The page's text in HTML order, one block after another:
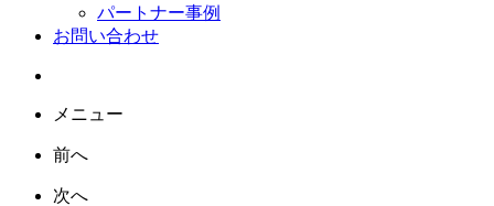
パートナー事例
お問い合わせ
メニュー
前へ
次へ